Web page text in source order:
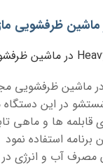
در ماشین
در این
قابلمه ها و ماهی
برنامه استفاده نمود
مصرف آب و انرژی در